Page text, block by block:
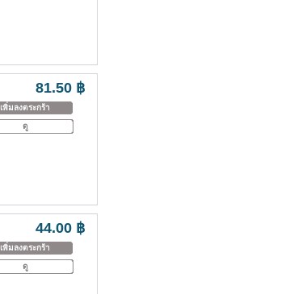
81.50 ฿
เพิ่มลงตระกร้า
ดู
44.00 ฿
เพิ่มลงตระกร้า
ดู